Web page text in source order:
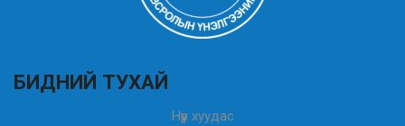
БИДНИЙ ТУХАЙ
Нүүр хуудас